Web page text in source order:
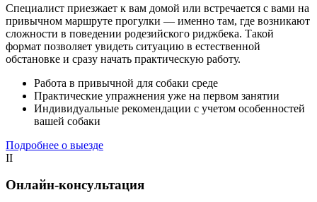
Специалист приезжает к вам домой или встречается с вами на
привычном маршруте прогулки — именно там, где возникают
сложности в поведении родезийского риджбека. Такой
формат позволяет увидеть ситуацию в естественной
обстановке и сразу начать практическую работу.
Работа в привычной для собаки среде
Практические упражнения уже на первом занятии
Индивидуальные рекомендации с учетом особенностей
вашей собаки
Подробнее о выезде
II
Онлайн-консультация